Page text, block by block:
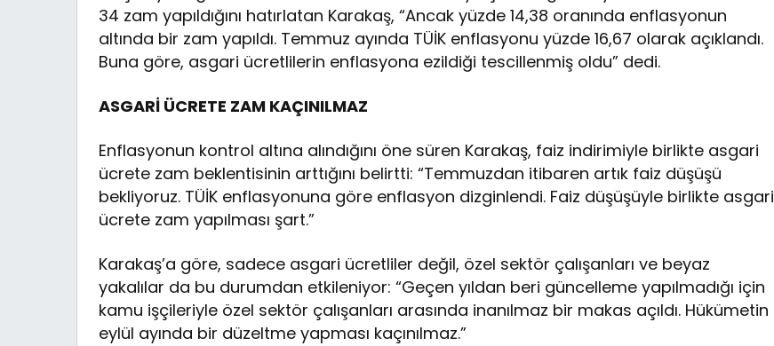
34 zam yapıldığını hatırlatan Karakaş, “Ancak yüzde 14,38 oranında enflasyonun
altında bir zam yapıldı. Temmuz ayında TÜİK enflasyonu yüzde 16,67 olarak açıklandı.
Buna göre, asgari ücretlilerin enflasyona ezildiği tescillenmiş oldu” dedi.
ASGARİ ÜCRETE ZAM KAÇINILMAZ
Enflasyonun kontrol altına alındığını öne süren Karakaş, faiz indirimiyle birlikte asgari
ücrete zam beklentisinin arttığını belirtti: “Temmuzdan itibaren artık faiz düşüşü
bekliyoruz. TÜİK enflasyonuna göre enflasyon dizginlendi. Faiz düşüşüyle birlikte asgari
ücrete zam yapılması şart.”
Karakaş’a göre, sadece asgari ücretliler değil, özel sektör çalışanları ve beyaz
yakalılar da bu durumdan etkileniyor: “Geçen yıldan beri güncelleme yapılmadığı için
kamu işçileriyle özel sektör çalışanları arasında inanılmaz bir makas açıldı. Hükümetin
eylül ayında bir düzeltme yapması kaçınılmaz.”